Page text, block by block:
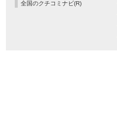
全国のクチコミナビ(R)